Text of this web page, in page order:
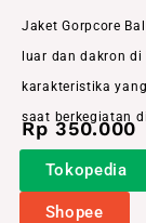
Jaket Gorpcore
luar dan dakron
karakteristika
saat berkegiatan
Rp 350.000
Tokopedia
Shopee